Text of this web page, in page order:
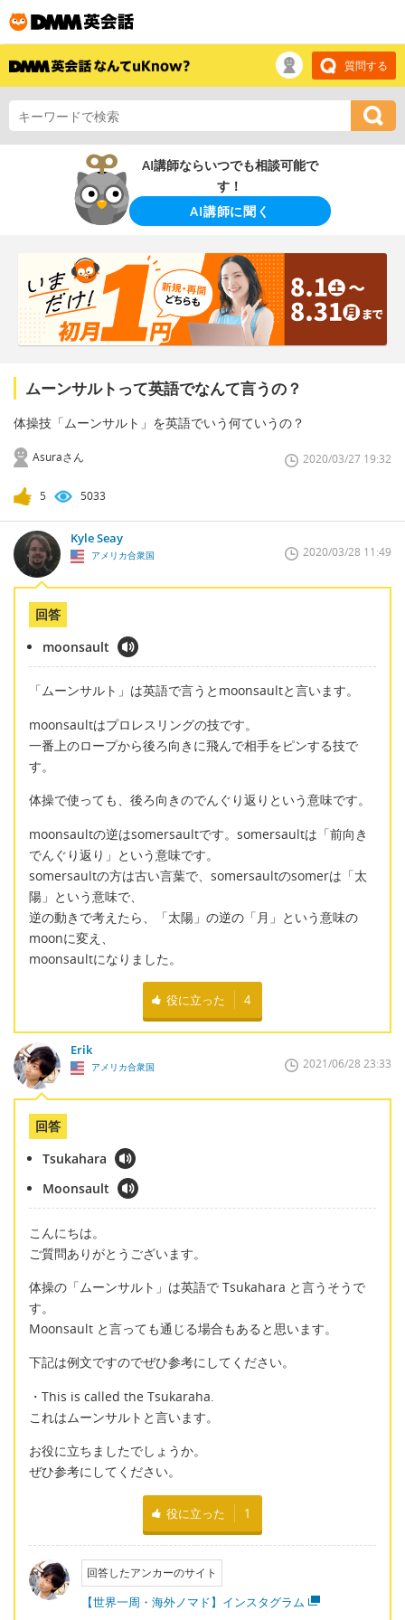
質問する
AI講師ならいつでも相談可能で
す！
AI講師に聞く
ムーンサルトって英語でなんて言うの？
体操技「ムーンサルト」を英語でいう何ていうの？
Asuraさん 2020/03/27 19:32
5 5033
Kyle Seay
アメリカ合衆国 2020/03/28 11:49
回答
moonsault
「ムーンサルト」は英語で言うとmoonsaultと言います。
moonsaultはプロレスリングの技です。
一番上のロープから後ろ向きに飛んで相手をピンする技で
す。
体操で使っても、後ろ向きのでんぐり返りという意味です。
moonsaultの逆はsomersaultです。somersaultは「前向き
でんぐり返り」という意味です。
somersaultの方は古い言葉で、somersaultのsomerは「太
陽」という意味で、
逆の動きで考えたら、「太陽」の逆の「月」という意味の
moonに変え、
moonsaultになりました。
役に立った 4
Erik
アメリカ合衆国 2021/06/28 23:33
回答
Tsukahara
Moonsault
こんにちは。
ご質問ありがとうございます。
体操の「ムーンサルト」は英語で Tsukahara と言うそうで
す。
Moonsault と言っても通じる場合もあると思います。
下記は例文ですのでぜひ参考にしてください。
・This is called the Tsukaraha.
これはムーンサルトと言います。
お役に立ちましたでしょうか。
ぜひ参考にしてください。
役に立った 1
回答したアンカーのサイト
【世界一周・海外ノマド】インスタグラム